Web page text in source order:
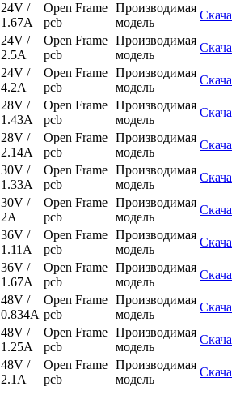
24V /
1.67A
Open Frame
pcb
Производимая
модель
24V /
2.5A
Open Frame
pcb
Производимая
модель
24V /
4.2A
Open Frame
pcb
Производимая
модель
28V /
1.43A
Open Frame
pcb
Производимая
модель
28V /
2.14A
Open Frame
pcb
Производимая
модель
30V /
1.33A
Open Frame
pcb
Производимая
модель
30V /
2A
Open Frame
pcb
Производимая
модель
36V /
1.11A
Open Frame
pcb
Производимая
модель
36V /
1.67A
Open Frame
pcb
Производимая
модель
48V /
0.834A
Open Frame
pcb
Производимая
модель
48V /
1.25A
Open Frame
pcb
Производимая
модель
48V /
2.1A
Open Frame
pcb
Производимая
модель